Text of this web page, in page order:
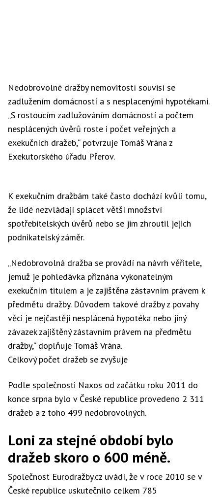
Nedobrovolné dražby nemovitostí souvisí se
zadlužením domácností a s nesplacenými hypotékami.
„S rostoucím zadlužováním domácností a počtem
nesplácených úvěrů roste i počet veřejných a
exekučních dražeb,“ potvrzuje Tomáš Vrána z
Exekutorského úřadu Přerov.
K exekučním dražbám také často dochází kvůli tomu,
že lidé nezvládají splácet větší množství
spotřebitelských úvěrů nebo se jim zhroutil jejich
podnikatelský záměr.
„Nedobrovolná dražba se provádí na návrh věřitele,
jemuž je pohledávka přiznána vykonatelným
exekučním titulem a je zajištěna zástavním právem k
předmětu dražby. Důvodem takové dražby z povahy
věci je nejčastěji nesplácená hypotéka nebo jiný
závazek zajištěný zástavním právem na předmětu
dražby,“ doplňuje Tomáš Vrána.
Celkový počet dražeb se zvyšuje
Podle společnosti Naxos od začátku roku 2011 do
konce srpna bylo v České republice provedeno 2 311
dražeb a z toho 499 nedobrovolných.
Loni za stejné období bylo
dražeb skoro o 600 méně.
Společnost Eurodražby.cz uvádí, že v roce 2010 se v
České republice uskutečnilo celkem 785